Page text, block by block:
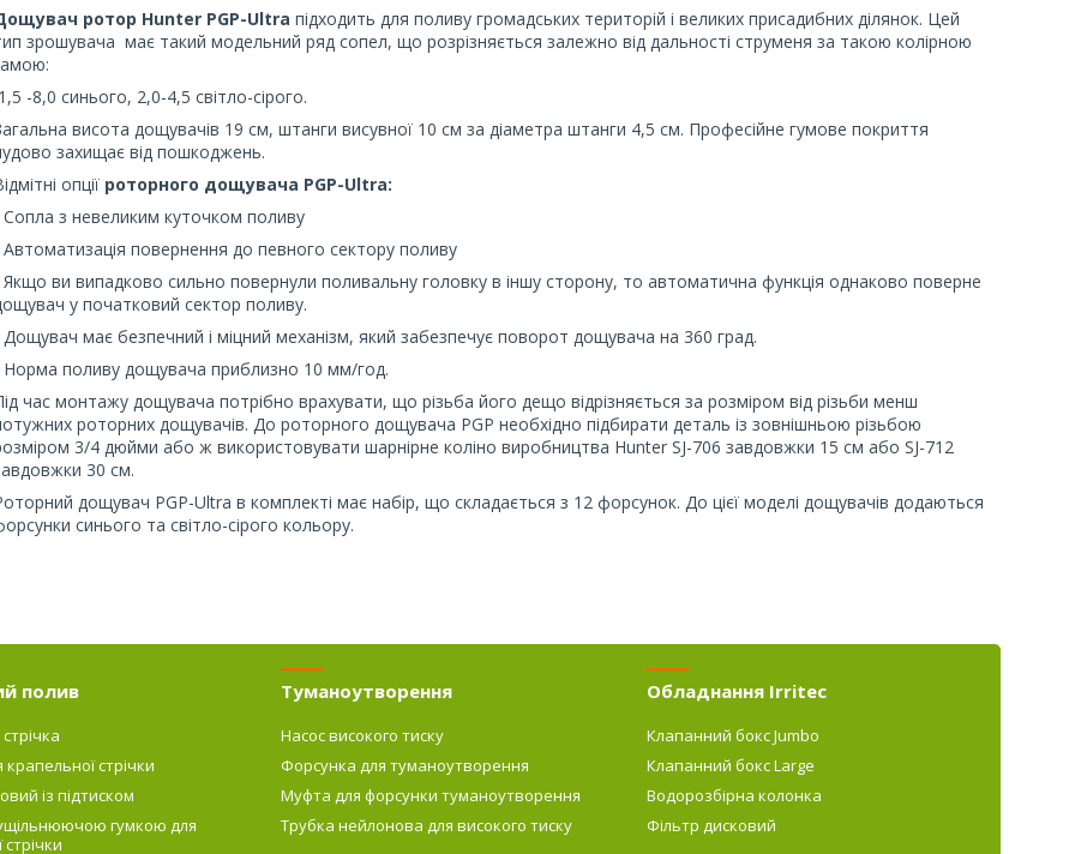
ротор Hunter PGP-Ultra підходить для поливу громадських територій і великих присадибних ділянок. Цей
зрошувача має такий модельний ряд сопел, що розрізняється залежно від дальності струменя за такою колірною
-8,0 синього, 2,0-4,5 світло-сірого.
висота дощувачів 19 см, штанги висувної 10 см за діаметра штанги 4,5 см. Професійне гумове покриття
захищає від пошкоджень.
опції роторного дощувача PGP-Ultra:
з невеликим куточком поливу
повернення до певного сектору поливу
ви випадково сильно повернули поливальну головку в іншу сторону, то автоматична функція однаково поверне
у початковий сектор поливу.
має безпечний і міцний механізм, який забезпечує поворот дощувача на 360 град.
Норма поливу дощувача приблизно 10 мм/год.
час монтажу дощувача потрібно врахувати, що різьба його дещо відрізняється за розміром від різьби менш
роторних дощувачів. До роторного дощувача PGP необхідно підбирати деталь із зовнішньою різьбою
3/4 дюйми або ж використовувати шарнірне коліно виробництва Hunter SJ-706 завдовжки 15 см або SJ-712
30 см.
дощувач PGP-Ultra в комплекті має набір, що складається з 12 форсунок. До цієї моделі дощувачів додаються
синього та світло-сірого кольору.
полив
крапельної стрічки
із підтиском
гумкою для
Туманоутворення
Насос високого тиску
Форсунка для туманоутворення
Муфта для форсунки туманоутворення
Трубка нейлонова для високого тиску
Обладнання Irritec
Клапанний бокс Jumbo
Клапанний бокс Large
Водорозбірна колонка
Фільтр дисковий